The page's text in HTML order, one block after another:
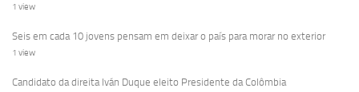
1 view
Seis em cada 10 jovens pensam em deixar o país para morar no exterior
1 view
Candidato da direita Iván Duque eleito Presidente da Colômbia